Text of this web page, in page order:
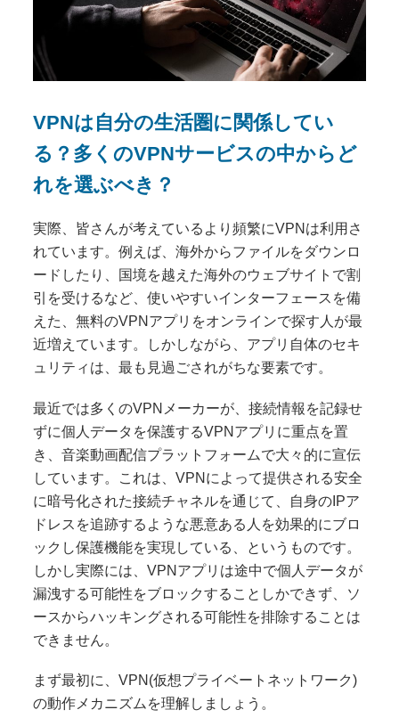
VPNは自分の生活圏に関係してい
る？多くのVPNサービスの中からど
れを選ぶべき？
実際、皆さんが考えているより頻繁にVPNは利用さ
れています。例えば、海外からファイルをダウンロ
ードしたり、国境を越えた海外のウェブサイトで割
引を受けるなど、使いやすいインターフェースを備
えた、無料のVPNアプリをオンラインで探す人が最
近増えています。しかしながら、アプリ自体のセキ
ュリティは、最も見過ごされがちな要素です。
最近では多くのVPNメーカーが、接続情報を記録せ
ずに個人データを保護するVPNアプリに重点を置
き、音楽動画配信プラットフォームで大々的に宣伝
しています。これは、VPNによって提供される安全
に暗号化された接続チャネルを通じて、自身のIPア
ドレスを追跡するような悪意ある人を効果的にブロ
ックし保護機能を実現している、というものです。
しかし実際には、VPNアプリは途中で個人データが
漏洩する可能性をブロックすることしかできず、ソ
ースからハッキングされる可能性を排除することは
できません。
まず最初に、VPN(仮想プライベートネットワーク)
の動作メカニズムを理解しましょう。